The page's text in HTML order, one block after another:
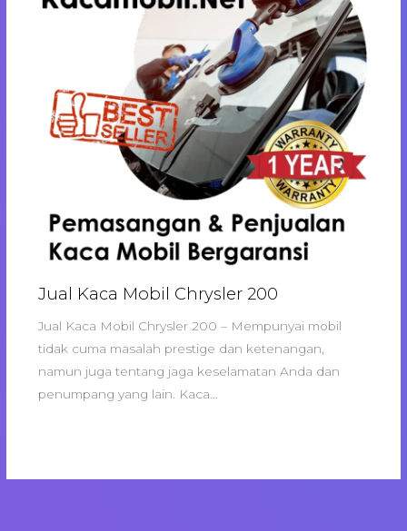
Jual Kaca Mobil Chrysler 200
Jual Kaca Mobil Chrysler 200 – Mempunyai mobil
tidak cuma masalah prestige dan ketenangan,
namun juga tentang jaga keselamatan Anda dan
penumpang yang lain. Kaca…